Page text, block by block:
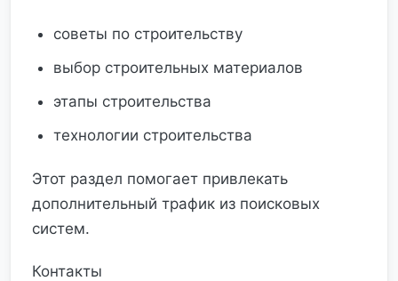
советы по строительству
выбор строительных материалов
этапы строительства
технологии строительства
Этот раздел помогает привлекать
дополнительный трафик из поисковых
систем.
Контакты